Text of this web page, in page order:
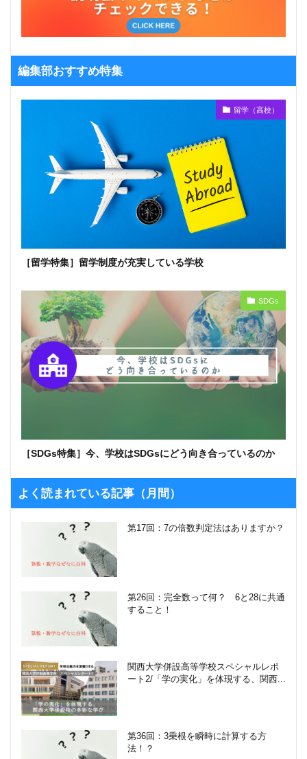
編集部おすすめ特集
留学（高校）
［留学特集］留学制度が充実している学校
SDGs
［SDGs特集］今、学校はSDGsにどう向き合っているのか
よく読まれている記事（月間）
第17回：7の倍数判定法はありますか？
第26回：完全数って何？ 6と28に共通
すること！
関西大学併設高等学校スペシャルレポ
ート2/「学の実化」を体現する、関西...
第36回：3乗根を瞬時に計算する方
法！？